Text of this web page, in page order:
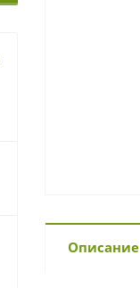
Описание